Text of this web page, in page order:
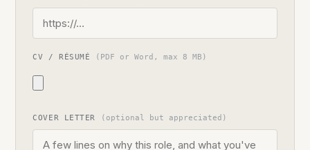
CV / RÉSUMÉ (PDF or Word, max 8 MB)
COVER LETTER (optional but appreciated)